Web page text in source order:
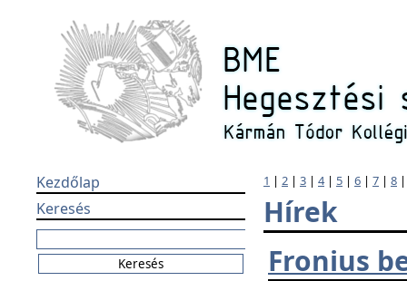
Kezdőlap
Keresés
1 | 2 | 3 | 4| 5 | 6 | 7 | 8
Hírek
Fronius